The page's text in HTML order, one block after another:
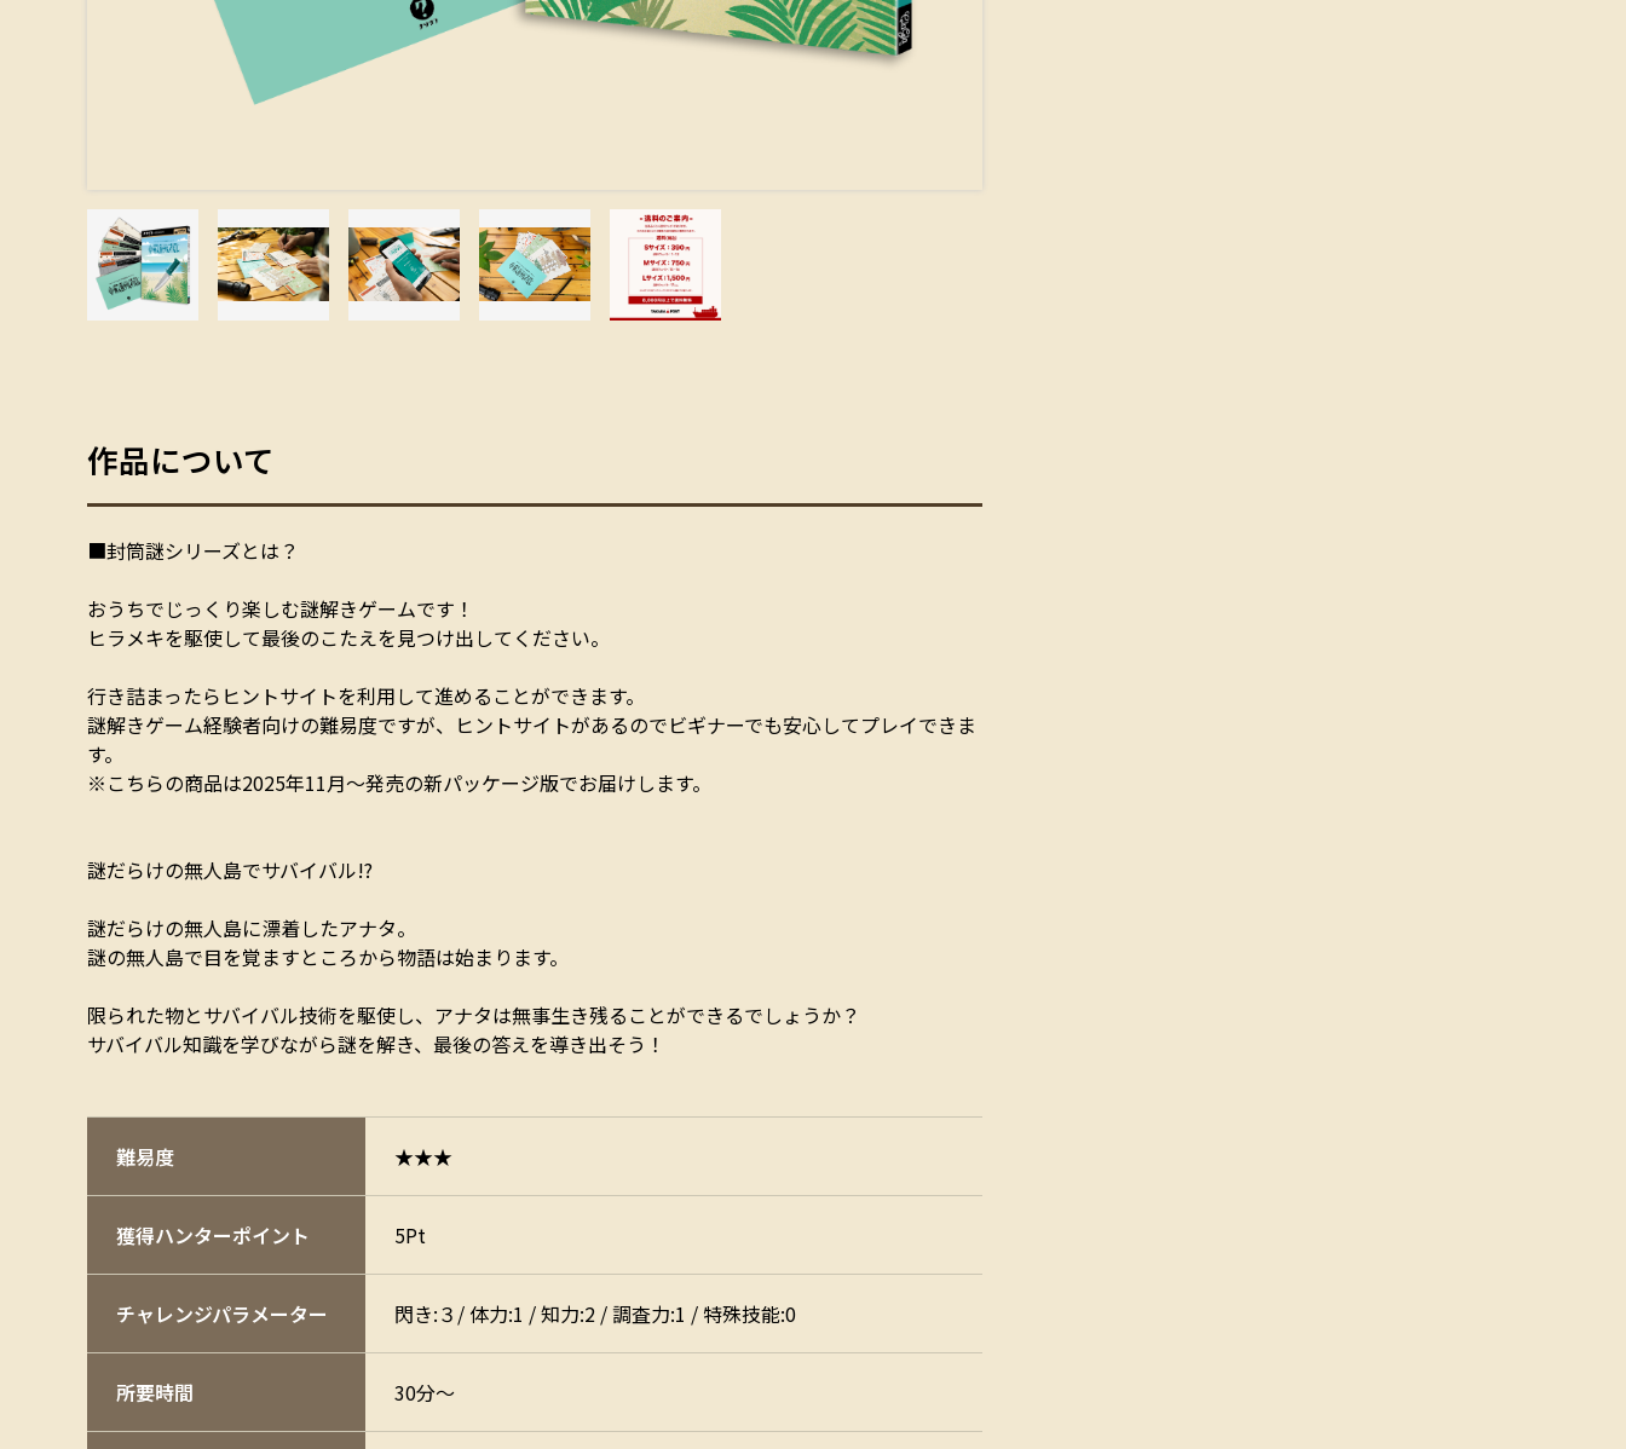
作品について
■封筒謎シリーズとは？
おうちでじっくり楽しむ謎解きゲームです！
ヒラメキを駆使して最後のこたえを見つけ出してください。
行き詰まったらヒントサイトを利用して進めることができます。
謎解きゲーム経験者向けの難易度ですが、ヒントサイトがあるのでビギナーでも安心してプレイできま
す。
※こちらの商品は2025年11月～発売の新パッケージ版でお届けします。
謎だらけの無人島でサバイバル!?
謎だらけの無人島に漂着したアナタ。
謎の無人島で目を覚ますところから物語は始まります。
限られた物とサバイバル技術を駆使し、アナタは無事生き残ることができるでしょうか？
サバイバル知識を学びながら謎を解き、最後の答えを導き出そう！
難易度 ★★★
獲得ハンターポイント 5Pt
チャレンジパラメーター 閃き:３/ 体力:1 / 知力:2 / 調査力:1 / 特殊技能:0
所要時間 30分～